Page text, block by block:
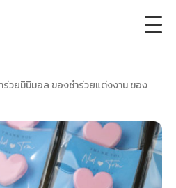
+
+
ร่วยมินิมอล ของชำร่วยแต่งงาน ของ